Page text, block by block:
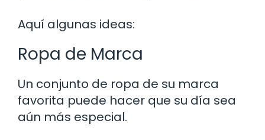
Aquí algunas ideas:
Ropa de Marca
Un conjunto de ropa de su marca
favorita puede hacer que su día sea
aún más especial.